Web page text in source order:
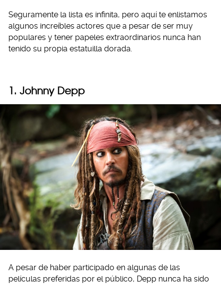
Seguramente la lista es infinita, pero aquí te enlistamos
algunos increíbles actores que a pesar de ser muy
populares y tener papeles extraordinarios nunca han
tenido su propia estatuilla dorada.
1. Johnny Depp
A pesar de haber participado en algunas de las
películas preferidas por el público, Depp nunca ha sido